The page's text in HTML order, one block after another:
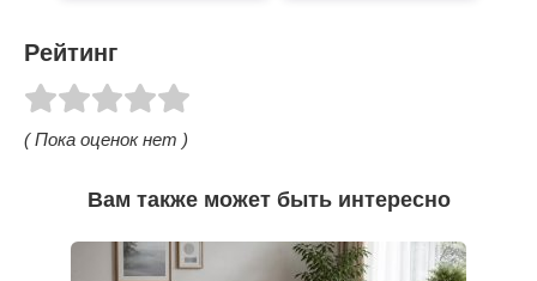
Рейтинг
( Пока оценок нет )
Вам также может быть интересно